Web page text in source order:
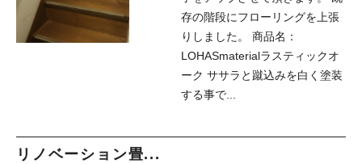
存の階段にフローリングを上張
りしました。 商品名：
LOHASmaterialラスティックオ
ーク ササラと蹴込みを白く塗装
する事で...
リノベーション畳...